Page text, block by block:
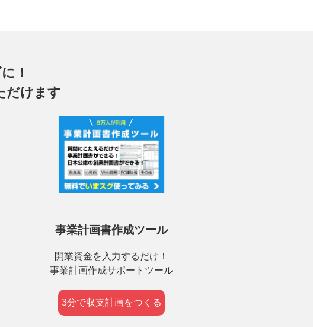
！
だけます
事業計画書作成ツール
開業資金を入力するだけ！
事業計画作成サポートツール
3分で収支計画をつくる